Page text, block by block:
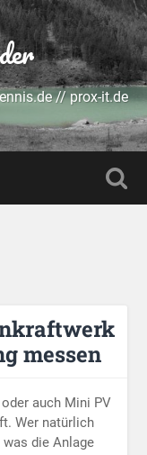
// prox-it.de
messen
auch Mini PV
Wer natürlich
die Anlage